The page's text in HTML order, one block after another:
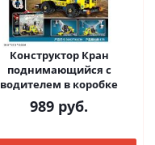
Конструктор Кран
поднимающийся с
водителем в коробке
989 руб.